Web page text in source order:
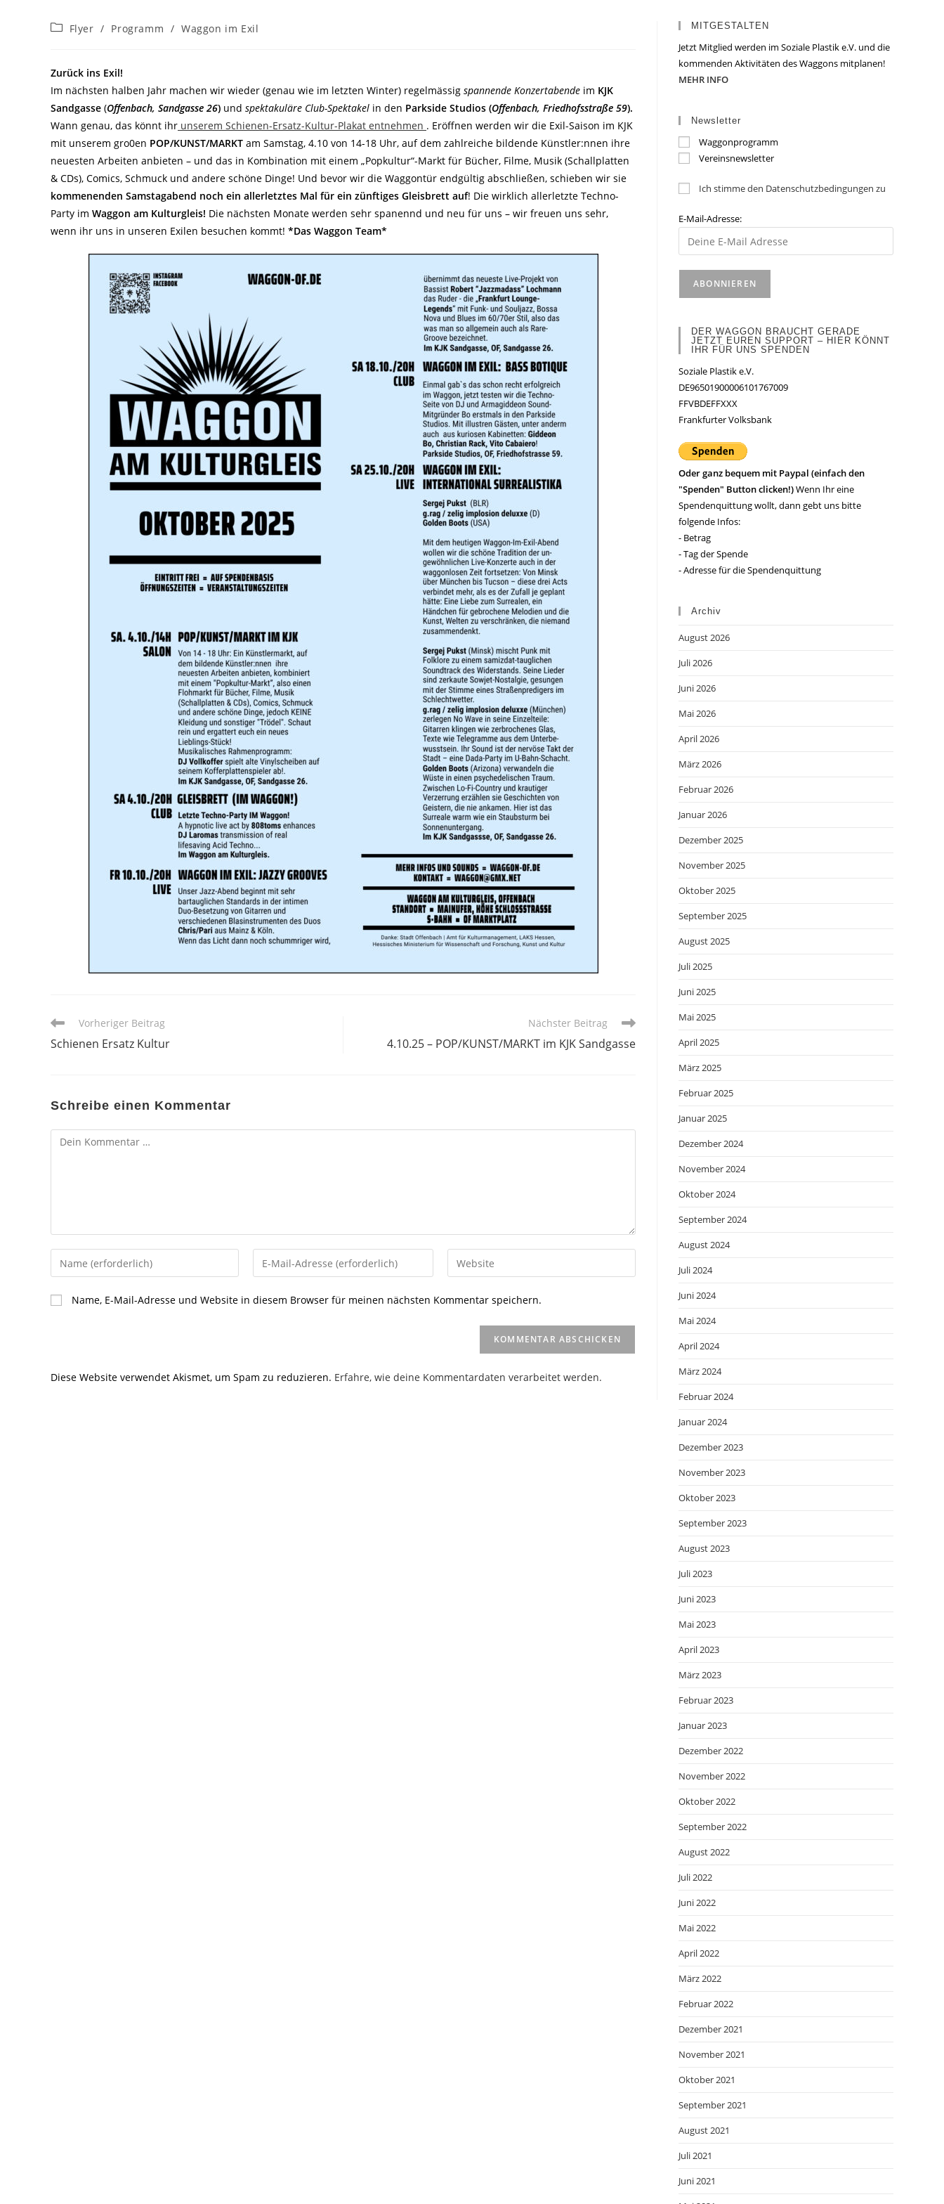
Beitrags-
Flyer / Programm / Waggon im Exil
Zurück ins Exil!
Im nächsten halben Jahr machen wir wieder (genau wie im letzten Winter) regelmässig spannende Konzertabende im KJK
Sandgasse (Offenbach, Sandgasse 26) und spektakuläre Club-Spektakel in den Parkside Studios (Offenbach, Friedhofsstraße 59).
Wann genau, das könnt ihr unserem Schienen-Ersatz-Kultur-Plakat entnehmen . Eröffnen werden wir die Exil-Saison im KJK
mit unserem gro0en POP/KUNST/MARKT am Samstag, 4.10 von 14-18 Uhr, auf dem zahlreiche bildende Künstler:nnen ihre
neuesten Arbeiten anbieten – und das in Kombination mit einem „Popkultur“-Markt für Bücher, Filme, Musik (Schallplatten
& CDs), Comics, Schmuck und andere schöne Dinge! Und bevor wir die Waggontür endgültig abschließen, schieben wir sie
kommenenden Samstagabend noch ein allerletztes Mal für ein zünftiges Gleisbrett auf! Die wirklich allerletzte Techno-
Party im Waggon am Kulturgleis! Die nächsten Monate werden sehr spanennd und neu für uns – wir freuen uns sehr,
wenn ihr uns in unseren Exilen besuchen kommt! *Das Waggon Team*
Weitere
ansehen
Vorheriger Beitrag
Schienen Ersatz Kultur
Nächster Beitrag
4.10.25 – POP/KUNST/MARKT im KJK Sandgasse
Schreibe einen Kommentar
Kommentar
Gib
deinen
Namen
oder
ein
Gib
deine
ein
Gib
deine
Name, E-Mail-Adresse und Website in diesem Browser für meinen nächsten Kommentar speichern.
Diese Website verwendet Akismet, um Spam zu reduzieren. Erfahre, wie deine Kommentardaten verarbeitet werden.
MITGESTALTEN
Jetzt Mitglied werden im Soziale Plastik e.V. und die
kommenden Aktivitäten des Waggons mitplanen!
MEHR INFO
Newsletter
Waggonprogramm
Vereinsnewsletter
Ich stimme den Datenschutzbedingungen zu
E-Mail-Adresse:
DER WAGGON BRAUCHT GERADE
JETZT EUREN SUPPORT – HIER KÖNNT
IHR FÜR UNS SPENDEN
Soziale Plastik e.V.
DE96501900006101767009
FFVBDEFFXXX
Frankfurter Volksbank
Oder ganz bequem mit Paypal (einfach den
"Spenden" Button clicken!)Wenn Ihr eine
Spendenquittung wollt, dann gebt uns bitte
folgende Infos:
- Betrag
- Tag der Spende
- Adresse für die Spendenquittung
Archiv
August 2026
Juli 2026
Juni 2026
Mai 2026
April 2026
März 2026
Februar 2026
Januar 2026
Dezember 2025
November 2025
Oktober 2025
September 2025
August 2025
Juli 2025
Juni 2025
Mai 2025
April 2025
März 2025
Februar 2025
Januar 2025
Dezember 2024
November 2024
Oktober 2024
September 2024
August 2024
Juli 2024
Juni 2024
Mai 2024
April 2024
März 2024
Februar 2024
Januar 2024
Dezember 2023
November 2023
Oktober 2023
September 2023
August 2023
Juli 2023
Juni 2023
Mai 2023
April 2023
März 2023
Februar 2023
Januar 2023
Dezember 2022
November 2022
Oktober 2022
September 2022
August 2022
Juli 2022
Juni 2022
Mai 2022
April 2022
März 2022
Februar 2022
Dezember 2021
November 2021
Oktober 2021
September 2021
August 2021
Juli 2021
Juni 2021